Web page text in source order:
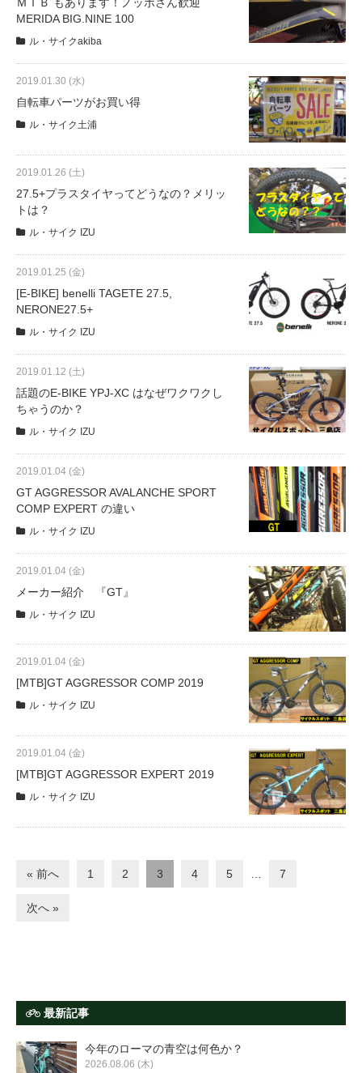
MERIDA BIG.NINE 100
ル・サイクakiba
2019.01.30 (水)
自転車パーツがお買い得
ル・サイク土浦
2019.01.26 (土)
27.5+プラスタイヤってどうなの？メリッ
トは？
ル・サイク IZU
2019.01.25 (金)
[E-BIKE] benelli TAGETE 27.5,
NERONE27.5+
ル・サイク IZU
2019.01.12 (土)
話題のE-BIKE YPJ-XC はなぜワクワクし
ちゃうのか？
ル・サイク IZU
2019.01.04 (金)
GT AGGRESSOR AVALANCHE SPORT
COMP EXPERT の違い
ル・サイク IZU
2019.01.04 (金)
メーカー紹介 『GT』
ル・サイク IZU
2019.01.04 (金)
[MTB]GT AGGRESSOR COMP 2019
ル・サイク IZU
2019.01.04 (金)
[MTB]GT AGGRESSOR EXPERT 2019
ル・サイク IZU
« 前へ 1 2 3 4 5 7
次へ »
最新記事
今年のローマの青空は何色か？
2026.08.06 (木)